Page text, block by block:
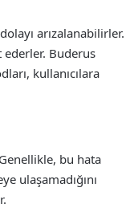
arızalanabilirler.
ederler. Buderus
kullanıcılara
bu hata
ulaşamadığını